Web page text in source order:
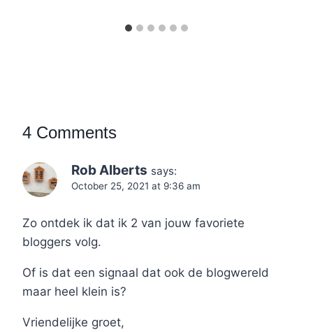
4 Comments
Rob Alberts says:
October 25, 2021 at 9:36 am
Zo ontdek ik dat ik 2 van jouw favoriete
bloggers volg.
Of is dat een signaal dat ook de blogwereld
maar heel klein is?
Vriendelijke groet,